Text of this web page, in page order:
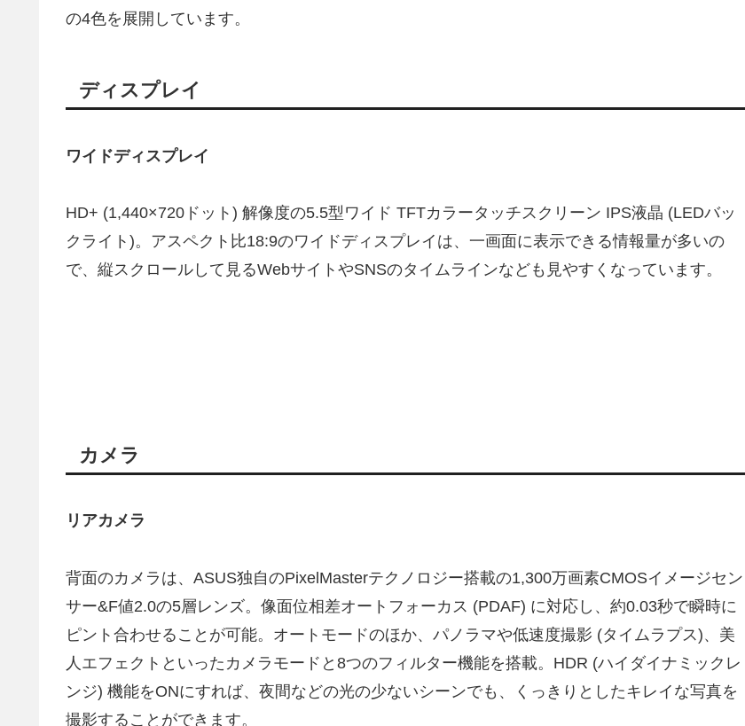
の4色を展開しています。
ディスプレイ
ワイドディスプレイ
HD+ (1,440×720ドット) 解像度の5.5型ワイド TFTカラータッチスクリーン IPS液晶 (LEDバッ
クライト)。アスペクト比18:9のワイドディスプレイは、一画面に表示できる情報量が多いの
で、縦スクロールして見るWebサイトやSNSのタイムラインなども見やすくなっています。
カメラ
リアカメラ
背面のカメラは、ASUS独自のPixelMasterテクノロジー搭載の1,300万画素CMOSイメージセン
サー&F値2.0の5層レンズ。像面位相差オートフォーカス (PDAF) に対応し、約0.03秒で瞬時に
ピント合わせることが可能。オートモードのほか、パノラマや低速度撮影 (タイムラプス)、美
人エフェクトといったカメラモードと8つのフィルター機能を搭載。HDR (ハイダイナミックレ
ンジ) 機能をONにすれば、夜間などの光の少ないシーンでも、くっきりとしたキレイな写真を
撮影することができます。